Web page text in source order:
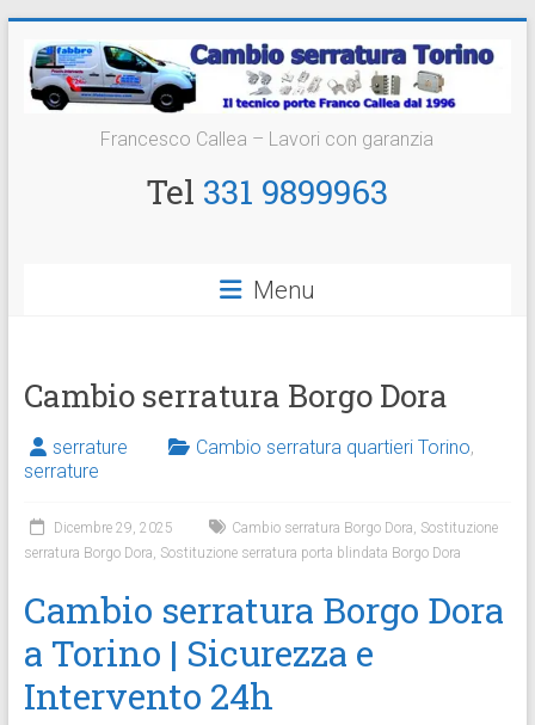
contenuto
Cambio
Serratura
Francesco Callea – Lavori con garanzia
Tel 331 9899963
Menu
Cambio serratura Borgo Dora
serrature Cambio serratura quartieri Torino,
serrature
Dicembre 29, 2025 Cambio serratura Borgo Dora, Sostituzione
serratura Borgo Dora, Sostituzione serratura porta blindata Borgo Dora
Cambio serratura Borgo Dora
a Torino | Sicurezza e
Intervento 24h